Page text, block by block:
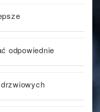
odpowiednie